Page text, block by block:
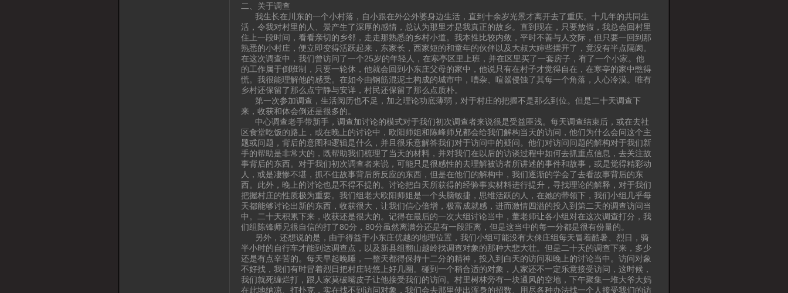
二、关于调查
我生长在川东的一个小村落，自小跟在外公外婆身边生活，直到十余岁光景才离开去了重庆。十几年的共同生
活，令我对村里的人、景产生了深厚的感情，总认为那里才是我真正的故乡。直到现在，只要放假，我总会回村里
住上一段时间，看看亲切的乡邻，走走那熟悉的乡村小道。我本性比较内敛，平时不善与人交际，但只要一回到那
熟悉的小村庄，便立即变得活跃起来，东家长，西家短的和童年的伙伴以及大叔大婶些摆开了，竟没有半点隔阂。
在这次调查中，我们曾访问了一个25岁的年轻人，在寒亭区里上班，并在区里买了一套房子，有了一个小家。他
的工作属于倒班制，只要一轮休，他就会回到小东庄父母的家中，他说只有在村子才觉得自在，在寒亭的家中憋得
慌。我很能理解他的感受。在如今由钢筋混泥土构成的城市中，嘈杂、喧嚣侵蚀了其每一个角落，人心冷漠。唯有
乡村还保留了那么点宁静与安详，村民还保留了那么点质朴。
第一次参加调查，生活阅历也不足，加之理论功底薄弱，对于村庄的把握不是那么到位。但是二十天调查下
来，收获和体会倒还是很多的。
中心调查老手带新手，调查加讨论的模式对于我们初次调查者来说很是受益匪浅。每天调查结束后，或在去社
区食堂吃饭的路上，或在晚上的讨论中，欧阳师姐和陈峰师兄都会给我们解构当天的访问，他们为什么会问这个主
题或问题，背后的意图和逻辑是什么，并且很乐意解答我们对于访问中的疑问。他们对访问问题的解构对于我们新
手的帮助是非常大的，既帮助我们梳理了当天的材料，并对我们在以后的访谈过程中如何去抓重点信息，去关注故
事背后的东西。对于我们初次调查者来说，可能只是很感性的去理解被访者所讲述的事件和故事，或是觉得精彩动
人，或是凄惨不堪，抓不住故事背后所反应的东西，但是在他们的解构中，我们逐渐的学会了去看故事背后的东
西。此外，晚上的讨论也是不得不提的。讨论把白天所获得的经验事实材料进行提升，寻找理论的解释，对于我们
把握村庄的性质极为重要。我们组老大欧阳师姐是一个头脑敏捷，思维活跃的人，在她的带领下，我们小组几乎每
天都能够讨论出新的东西，收获很大，让我们信心倍增，极富成就感，进而激情四溢的投入到第二天的调查访问当
中。二十天积累下来，收获还是很大的。记得在最后的一次大组讨论当中，董老师让各小组对在这次调查打分，我
们组陈锋师兄很自信的打了80分，80分虽然离满分还是有一段距离，但是这当中的每一分都是很有份量的。
另外，还想说的是，由于得益于小东庄优越的地理位置，我们小组可能没有大俫庄组每天冒着酷暑、烈日，骑
半小时的自行车才能到达调查点，以及新县组翻山越岭找调查对象的那种大悲大壮。但是二十天的调查下来，多少
还是有点辛苦的。每天早起晚睡，一整天都得保持十二分的精神，投入到白天的访问和晚上的讨论当中。访问对象
不好找，我们有时冒着烈日把村庄转悠上好几圈。碰到一个稍合适的对象，人家还不一定乐意接受访问，这时候，
我们就死缠烂打，跟人家莫破嘴皮子让他接受我们的访问。村里树林旁有一块通风的空地，下午聚集一堆大爷大妈
在此地纳凉、打扑克，实在找不到访问对象，我们会去那里使出浑身的招数、用尽各种办法找一个人接受我们的访